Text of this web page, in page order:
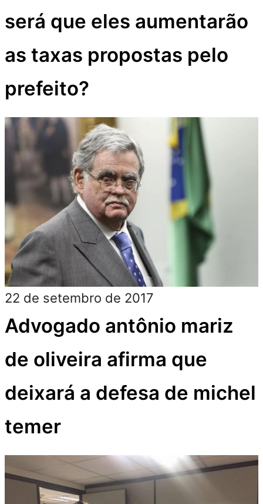
será que eles aumentarão
as taxas propostas pelo
prefeito?
22 de setembro de 2017
Advogado antônio mariz
de oliveira afirma que
deixará a defesa de michel
temer